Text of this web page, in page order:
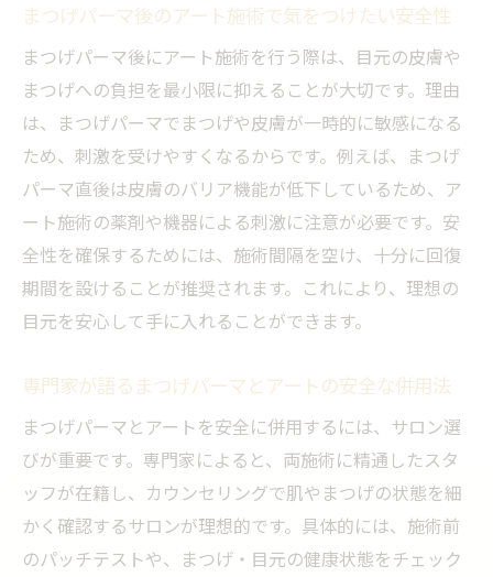
まつげパーマ後のアート施術で気をつけたい安全性
まつげパーマ後にアート施術を行う際は、目元の皮膚や
まつげへの負担を最小限に抑えることが大切です。理由
は、まつげパーマでまつげや皮膚が一時的に敏感になる
ため、刺激を受けやすくなるからです。例えば、まつげ
パーマ直後は皮膚のバリア機能が低下しているため、ア
ート施術の薬剤や機器による刺激に注意が必要です。安
全性を確保するためには、施術間隔を空け、十分に回復
期間を設けることが推奨されます。これにより、理想の
目元を安心して手に入れることができます。
専門家が語るまつげパーマとアートの安全な併用法
まつげパーマとアートを安全に併用するには、サロン選
びが重要です。専門家によると、両施術に精通したスタ
ッフが在籍し、カウンセリングで肌やまつげの状態を細
かく確認するサロンが理想的です。具体的には、施術前
のパッチテストや、まつげ・目元の健康状態をチェック